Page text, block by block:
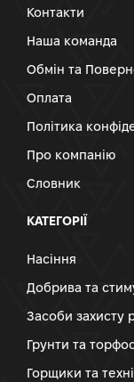
Контакти
Наша команда
Обмін та
Оплата
Політика
Про компанію
Словник
КАТЕГОРІЇ
Насіння
Добрива та
Засоби захисту
Грунти та
Горщики та